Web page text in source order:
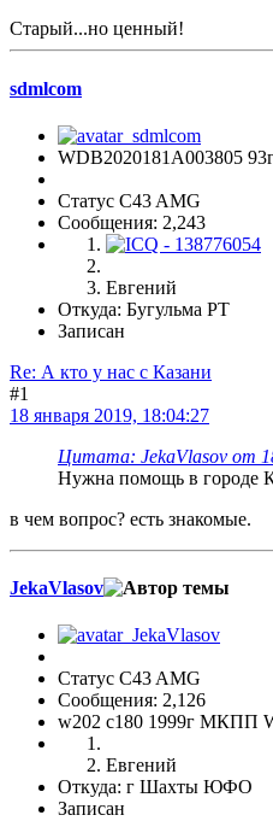
Старый...но ценный!
sdmlcom
WDB2020181A003805
Статус C43 AMG
Сообщения: 2,243
Евгений
Откуда: Бугульма РТ
Записан
Re: А кто у нас с Казани
#1
18 января 2019, 18:04:27
Цитата: JekaVlasov от
Нужна помощь в городе
в чем вопрос? есть знакомые.
JekaVlasov
Статус C43 AMG
Сообщения: 2,126
w202 c180 1999г МКПП
Евгений
Откуда: г Шахты ЮФО
Записан